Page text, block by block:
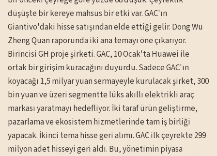
düşüşte bir kereye mahsus bir etki var. GAC'ın
Giantivo'daki hisse satışından elde ettiği gelir. Dong Wu
Zheng Quan raporunda iki ana temayı öne çıkarıyor.
Birincisi GH proje şirketi. GAC, 10 Ocak'ta Huawei ile
ortak bir girişim kuracağını duyurdu. Sadece GAC'ın
koyacağı 1,5 milyar yuan sermayeyle kurulacak şirket, 300
bin yuan ve üzeri segmentte lüks akıllı elektrikli araç
markası yaratmayı hedefliyor. İki taraf ürün geliştirme,
pazarlama ve ekosistem hizmetlerinde tam iş birliği
yapacak. İkinci tema hisse geri alımı. GAC ilk çeyrekte 299
milyon adet hisseyi geri aldı. Bu, yönetimin piyasa